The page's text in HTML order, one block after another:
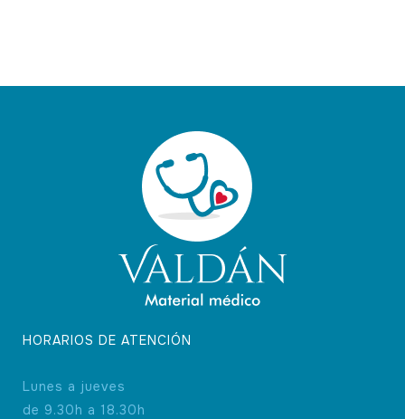
HORARIOS DE ATENCIÓN
Lunes a jueves
de 9.30h a 18.30h